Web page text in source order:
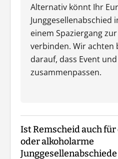
Alternativ könnt Ihr
Junggesellenabschied
einem Spaziergang
verbinden. Wir achten
darauf, dass Event
zusammenpassen.
Ist Remscheid auch für
oder alkoholarme